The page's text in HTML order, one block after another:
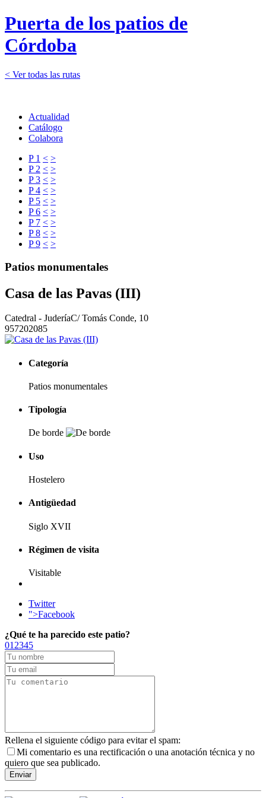
Puerta de los patios de
Córdoba
< Ver todas las rutas
Actualidad
Catálogo
Colabora
P 1 < >
P 2 < >
P 3 < >
P 4 < >
P 5 < >
P 6 < >
P 7 < >
P 8 < >
P 9 < >
Patios monumentales
Casa de las Pavas (III)
Catedral - JuderíaC/ Tomás Conde, 10
957202085
Categoría
Patios monumentales
Tipología
De borde
Uso
Hostelero
Antigüedad
Siglo XVII
Régimen de visita
Visitable
Twitter
">Facebook
¿Qué te ha parecido este patio?
01 2345
Rellena el siguiente código para evitar el spam:
Mi comentario es una rectificación o una anotación técnica y no
quiero que sea publicado.